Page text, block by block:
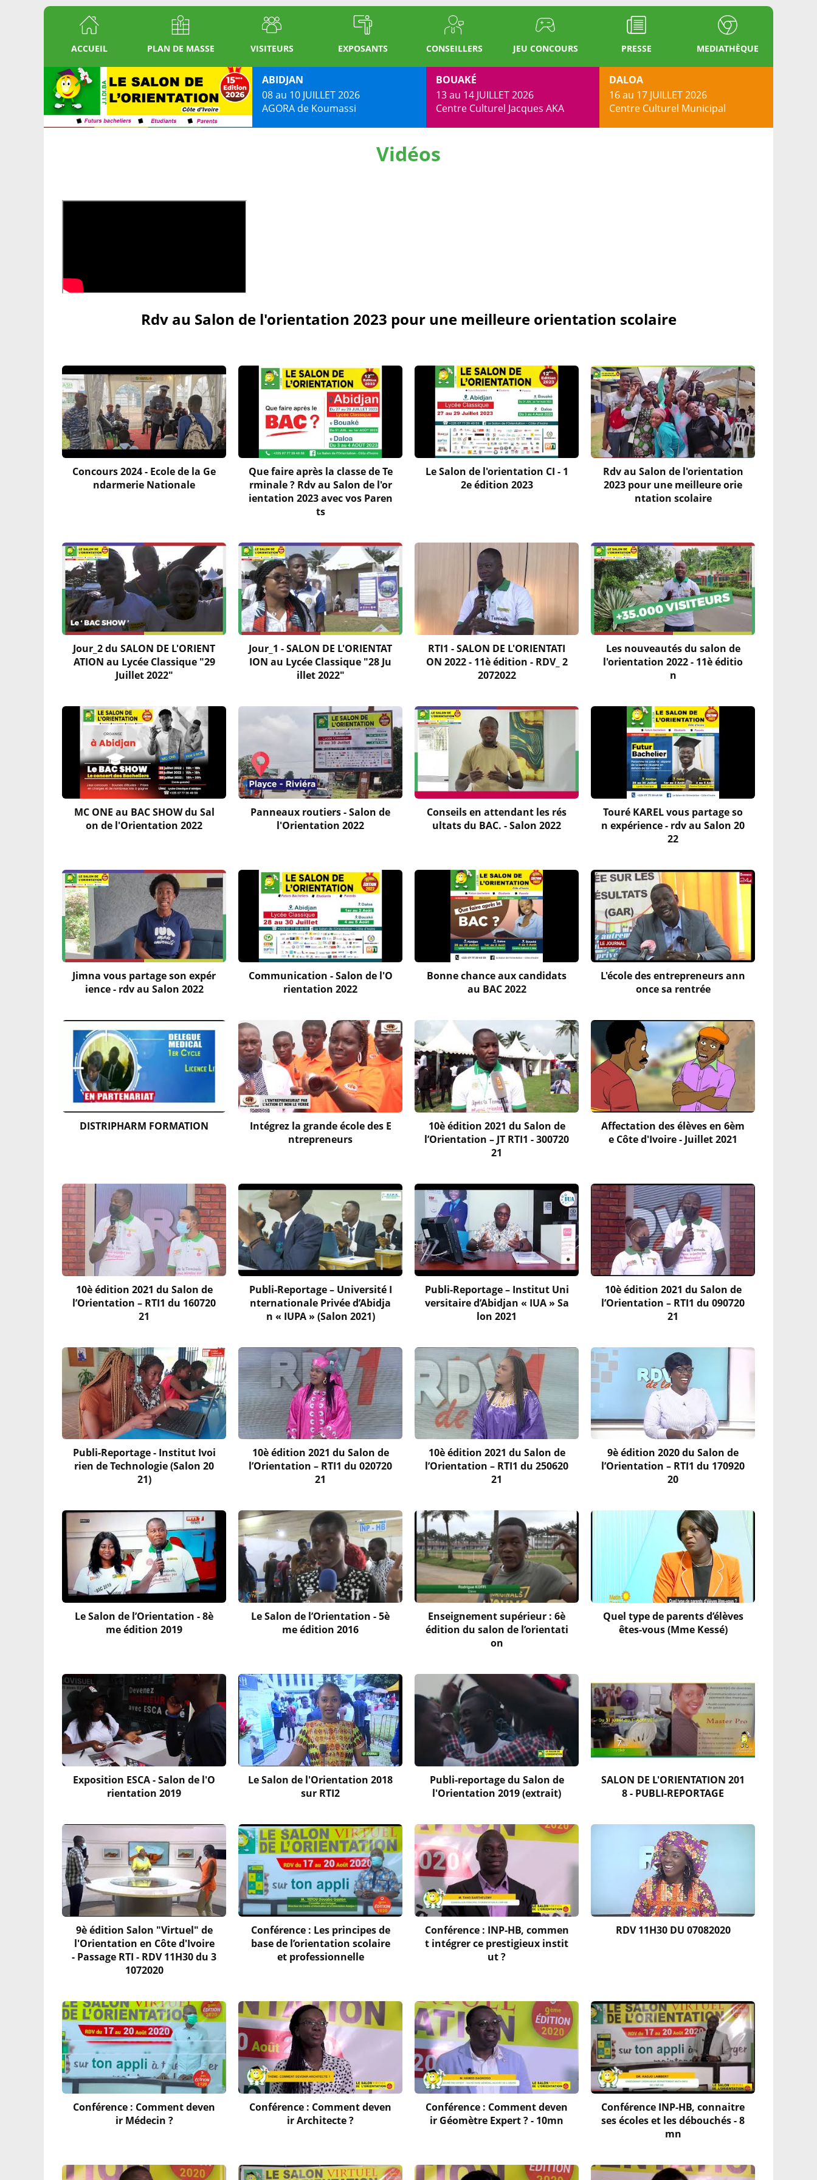
ACCUEIL PLAN DE MASSE VISITEURS EXPOSANTS CONSEILLERS JEU CONCOURS PRESSE MEDIATHÈQUE
ABIDJAN
08 au 10 JUILLET 2026
AGORA de Koumassi
BOUAKÉ
13 au 14 JUILLET 2026
Centre Culturel Jacques AKA
DALOA
16 au 17 JUILLET 2026
Centre Culturel Municipal
Vidéos
Rdv au Salon de l'orientation 2023 pour une meilleure orientation scolaire
Concours 2024 - Ecole de la Ge
ndarmerie Nationale
Que faire après la classe de Te
rminale ? Rdv au Salon de l'or
ientation 2023 avec vos Paren
ts
Le Salon de l'orientation CI - 1
2e édition 2023
Rdv au Salon de l'orientation
2023 pour une meilleure orie
ntation scolaire
Jour_2 du SALON DE L'ORIENT
ATION au Lycée Classique "29
Juillet 2022"
Jour_1 - SALON DE L'ORIENTAT
ION au Lycée Classique "28 Ju
illet 2022"
RTI1 - SALON DE L'ORIENTATI
ON 2022 - 11è édition - RDV_ 2
2072022
Les nouveautés du salon de
l'orientation 2022 - 11è éditio
n
MC ONE au BAC SHOW du Sal
on de l'Orientation 2022
Panneaux routiers - Salon de
l'Orientation 2022
Conseils en attendant les rés
ultats du BAC. - Salon 2022
Touré KAREL vous partage so
n expérience - rdv au Salon 20
22
Jimna vous partage son expér
ience - rdv au Salon 2022
Communication - Salon de l'O
rientation 2022
Bonne chance aux candidats
au BAC 2022
L'école des entrepreneurs ann
once sa rentrée
DISTRIPHARM FORMATION
Intégrez la grande école des E
ntrepreneurs
10è édition 2021 du Salon de
l’Orientation – JT RTI1 - 300720
21
Affectation des élèves en 6èm
e Côte d'Ivoire - Juillet 2021
10è édition 2021 du Salon de
l’Orientation – RTI1 du 160720
21
Publi-Reportage – Université I
nternationale Privée d’Abidja
n « IUPA » (Salon 2021)
Publi-Reportage – Institut Uni
versitaire d’Abidjan « IUA » Sa
lon 2021
10è édition 2021 du Salon de
l’Orientation – RTI1 du 090720
21
Publi-Reportage - Institut Ivoi
rien de Technologie (Salon 20
21)
10è édition 2021 du Salon de
l’Orientation – RTI1 du 020720
21
10è édition 2021 du Salon de
l’Orientation – RTI1 du 250620
21
9è édition 2020 du Salon de
l’Orientation – RTI1 du 170920
20
Le Salon de l’Orientation - 8è
me édition 2019
Le Salon de l’Orientation - 5è
me édition 2016
Enseignement supérieur : 6è
édition du salon de l’orientati
on
Quel type de parents d’élèves
êtes-vous (Mme Kessé)
Exposition ESCA - Salon de l'O
rientation 2019
Le Salon de l'Orientation 2018
sur RTI2
Publi-reportage du Salon de
l'Orientation 2019 (extrait)
SALON DE L'ORIENTATION 201
8 - PUBLI-REPORTAGE
9è édition Salon "Virtuel" de
l'Orientation en Côte d'Ivoire
- Passage RTI - RDV 11H30 du 3
1072020
Conférence : Les principes de
base de l’orientation scolaire
et professionnelle
Conférence : INP-HB, commen
t intégrer ce prestigieux instit
ut ?
RDV 11H30 DU 07082020
Conférence : Comment deven
ir Médecin ?
Conférence : Comment deven
ir Architecte ?
Conférence : Comment deven
ir Géomètre Expert ? - 10mn
Conférence INP-HB, connaitre
ses écoles et les débouchés - 8
mn